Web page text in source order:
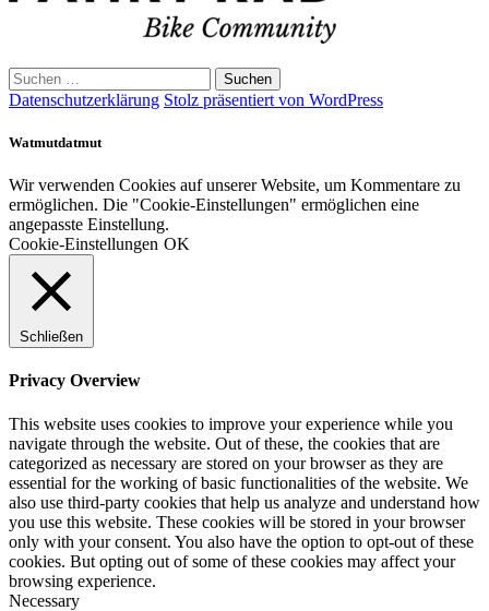
Suchen
nach:
Datenschutzerklärung Stolz präsentiert von WordPress
Watmutdatmut
Wir verwenden Cookies auf unserer Website, um Kommentare zu
ermöglichen. Die "Cookie-Einstellungen" ermöglichen eine
angepasste Einstellung.
Cookie-Einstellungen OK
Schließen
Privacy Overview
This website uses cookies to improve your experience while you
navigate through the website. Out of these, the cookies that are
categorized as necessary are stored on your browser as they are
essential for the working of basic functionalities of the website. We
also use third-party cookies that help us analyze and understand how
you use this website. These cookies will be stored in your browser
only with your consent. You also have the option to opt-out of these
cookies. But opting out of some of these cookies may affect your
browsing experience.
Necessary